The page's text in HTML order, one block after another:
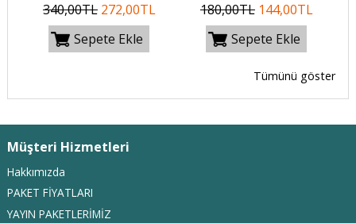
340,00TL 272,00TL
Sepete Ekle
180,00TL 144,00TL
Sepete Ekle
Tümünü göster
Müşteri Hizmetleri
Hakkımızda
PAKET FİYATLARI
YAYIN PAKETLERİMİZ